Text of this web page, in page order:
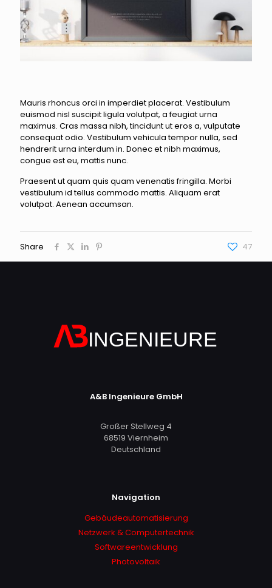
Mauris rhoncus orci in imperdiet placerat. Vestibulum
euismod nisl suscipit ligula volutpat, a feugiat urna
maximus. Cras massa nibh, tincidunt ut eros a, vulputate
consequat odio. Vestibulum vehicula tempor nulla, sed
hendrerit urna interdum in. Donec et nibh maximus,
congue est eu, mattis nunc.
Praesent ut quam quis quam venenatis fringilla. Morbi
vestibulum id tellus commodo mattis. Aliquam erat
volutpat. Aenean accumsan.
Share 47
A&B Ingenieure GmbH
Großer Stellweg 4
68519 Viernheim
Deutschland
Navigation
Gebäudeautomatisierung
Netzwerk & Computertechnik
Softwareentwicklung
Photovoltaik